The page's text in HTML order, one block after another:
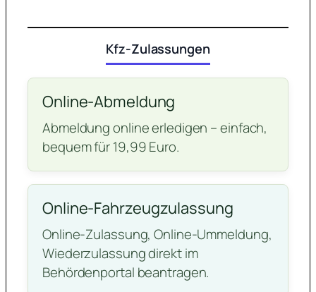
Kfz-Zulassungen
Online-Abmeldung
Abmeldung online erledigen – einfach,
bequem für 19,99 Euro.
Online-Fahrzeugzulassung
Online-Zulassung, Online-Ummeldung,
Wiederzulassung direkt im
Behördenportal beantragen.